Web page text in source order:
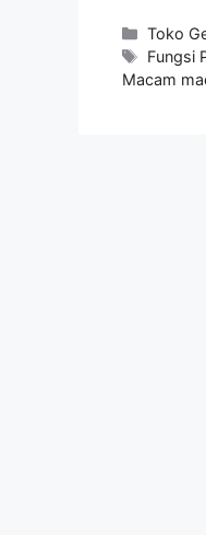
Toko
Fungsi
Macam